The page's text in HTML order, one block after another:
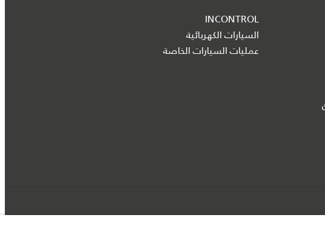
INCONTROL
السيارات الكهربائية
عمليات السيارات الخاصة